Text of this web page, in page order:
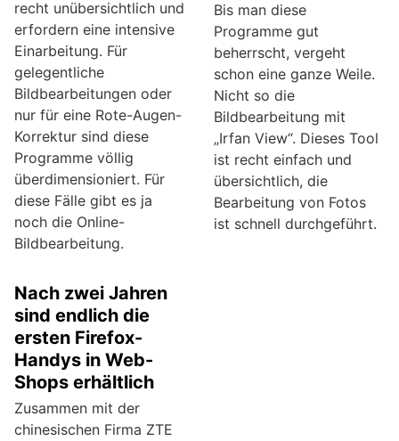
recht unübersichtlich und
erfordern eine intensive
Einarbeitung. Für
gelegentliche
Bildbearbeitungen oder
nur für eine Rote-Augen-
Korrektur sind diese
Programme völlig
überdimensioniert. Für
diese Fälle gibt es ja
noch die Online-
Bildbearbeitung.
Bis man diese
Programme gut
beherrscht, vergeht
schon eine ganze Weile.
Nicht so die
Bildbearbeitung mit
„Irfan View“. Dieses Tool
ist recht einfach und
übersichtlich, die
Bearbeitung von Fotos
ist schnell durchgeführt.
Nach zwei Jahren
sind endlich die
ersten Firefox-
Handys in Web-
Shops erhältlich
Zusammen mit der
chinesischen Firma ZTE